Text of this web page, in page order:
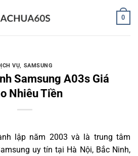
0
VỤ, SAMSUNG
Samsung A03s Giá
Nhiêu Tiền
lập năm 2003 và là trung tâm
uy tín tại Hà Nội, Bắc Ninh,